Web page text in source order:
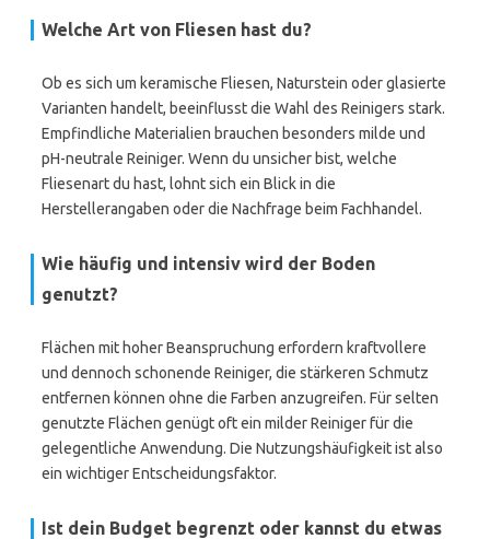
Welche Art von Fliesen hast du?
Ob es sich um keramische Fliesen, Naturstein oder glasierte
Varianten handelt, beeinflusst die Wahl des Reinigers stark.
Empfindliche Materialien brauchen besonders milde und
pH-neutrale Reiniger. Wenn du unsicher bist, welche
Fliesenart du hast, lohnt sich ein Blick in die
Herstellerangaben oder die Nachfrage beim Fachhandel.
Wie häufig und intensiv wird der Boden
genutzt?
Flächen mit hoher Beanspruchung erfordern kraftvollere
und dennoch schonende Reiniger, die stärkeren Schmutz
entfernen können ohne die Farben anzugreifen. Für selten
genutzte Flächen genügt oft ein milder Reiniger für die
gelegentliche Anwendung. Die Nutzungshäufigkeit ist also
ein wichtiger Entscheidungsfaktor.
Ist dein Budget begrenzt oder kannst du etwas